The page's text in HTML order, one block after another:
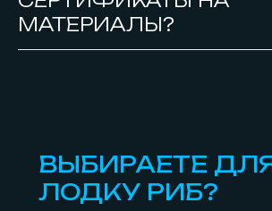
МАТЕРИАЛЫ?
ВЫБИРАЕТЕ
ЛОДКУ РИБ?